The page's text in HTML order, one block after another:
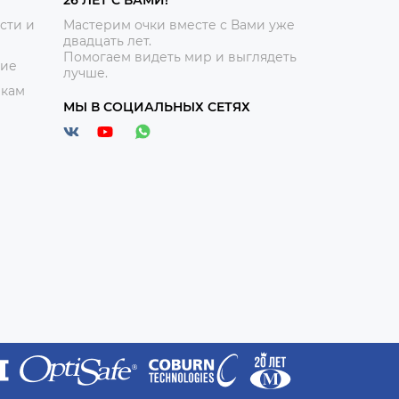
и
Мастерим очки вместе с Вами уже
двадцать лет.
Помогаем видеть мир и выглядеть
лучше.
МЫ В СОЦИАЛЬНЫХ СЕТЯХ